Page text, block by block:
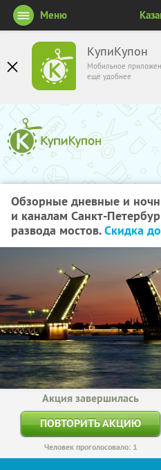
КупиКупон
Мобильное
ещё удобнее
Меню
Обзорные дневные и
и каналам Санкт-
развода мостов.Скидка
Акция завершилась
ПОВТОРИТЬ АКЦИЮ
Человек проголосовало: 1